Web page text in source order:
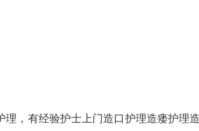
，有经验护士上门造口护理造瘘护理